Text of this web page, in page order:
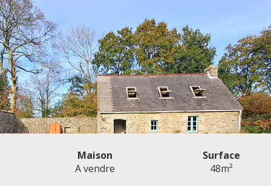
Maison
A vendre
Surface
48m²